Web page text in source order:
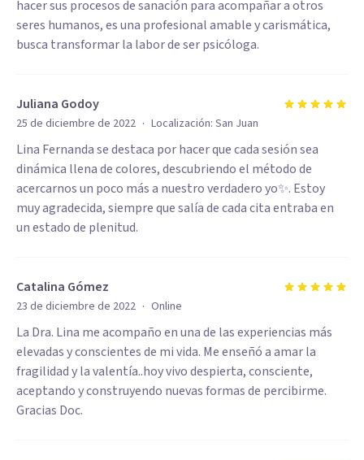
hacer sus procesos de sanación para acompañar a otros
seres humanos, es una profesional amable y carismática,
busca transformar la labor de ser psicóloga.
Juliana Godoy
25 de diciembre de 2022 · Localización: San Juan
Lina Fernanda se destaca por hacer que cada sesión sea
dinámica llena de colores, descubriendo el método de
acercarnos un poco más a nuestro verdadero yo✨. Estoy
muy agradecida, siempre que salía de cada cita entraba en
un estado de plenitud.
Catalina Gómez
23 de diciembre de 2022 · Online
La Dra. Lina me acompaño en una de las experiencias más
elevadas y conscientes de mi vida. Me enseñó a amar la
fragilidad y la valentía..hoy vivo despierta, consciente,
aceptando y construyendo nuevas formas de percibirme.
Gracias Doc.